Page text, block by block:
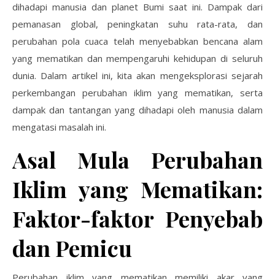
dihadapi manusia dan planet Bumi saat ini. Dampak dari
pemanasan global, peningkatan suhu rata-rata, dan
perubahan pola cuaca telah menyebabkan bencana alam
yang mematikan dan mempengaruhi kehidupan di seluruh
dunia. Dalam artikel ini, kita akan mengeksplorasi sejarah
perkembangan perubahan iklim yang mematikan, serta
dampak dan tantangan yang dihadapi oleh manusia dalam
mengatasi masalah ini.
Asal Mula Perubahan
Iklim yang Mematikan:
Faktor-faktor Penyebab
dan Pemicu